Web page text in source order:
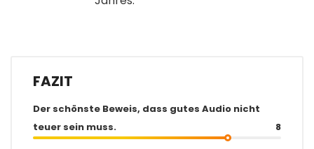
FAZIT
Der schönste Beweis, dass gutes Audio nicht
teuer sein muss.
8